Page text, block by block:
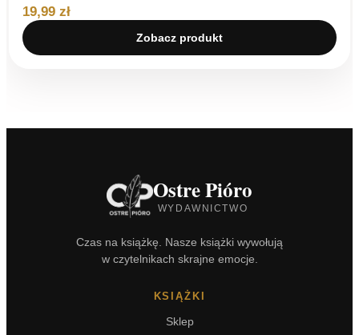
19,99 zł
Zobacz produkt
Ostre Pióro
WYDAWNICTWO
Czas na książkę. Nasze książki wywołują
w czytelnikach skrajne emocje.
KSIĄŻKI
Sklep